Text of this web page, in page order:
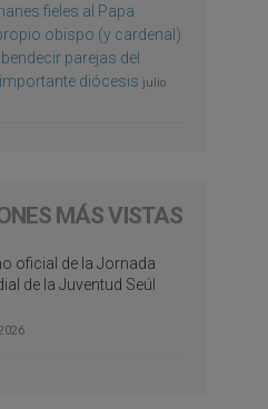
fieles al Papa
obispo (y cardenal)
parejas del
diócesis julio
MÁS VISTAS
oficial de la Jornada
de la Juventud Seúl